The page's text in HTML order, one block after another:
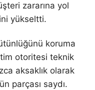
zararına yol
yükseltti.
koruma
otoritesi teknik
aksaklık olarak
parçası saydı.